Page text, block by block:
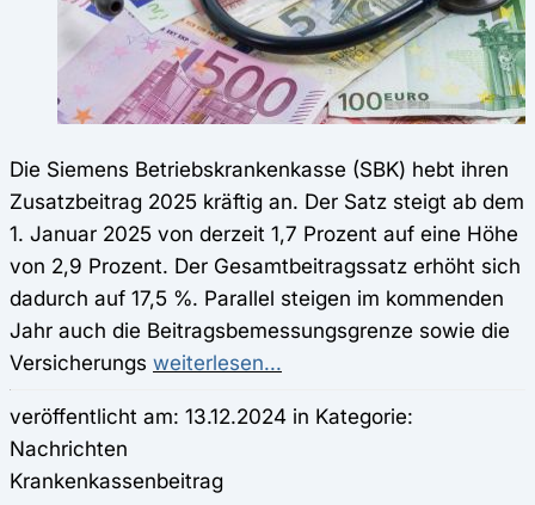
Die Siemens Betriebskrankenkasse (SBK) hebt ihren
Zusatzbeitrag 2025 kräftig an. Der Satz steigt ab dem
1. Januar 2025 von derzeit 1,7 Prozent auf eine Höhe
von 2,9 Prozent. Der Gesamtbeitragssatz erhöht sich
dadurch auf 17,5 %. Parallel steigen im kommenden
Jahr auch die Beitragsbemessungsgrenze sowie die
Versicherungs weiterlesen...
veröffentlicht am: 13.12.2024 in Kategorie:
Nachrichten
Krankenkassenbeitrag